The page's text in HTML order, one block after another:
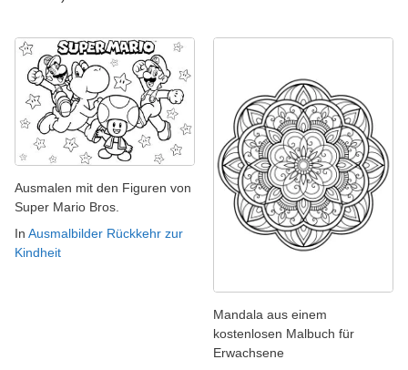
Ausmalen mit den Figuren von
Super Mario Bros.
In Ausmalbilder Rückkehr zur
Kindheit
Mandala aus einem
kostenlosen Malbuch für
Erwachsene